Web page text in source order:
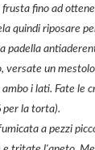
frusta fino ad
quindi riposare
padella
versate un
i lati. Fate le
per la torta).
a pezzi